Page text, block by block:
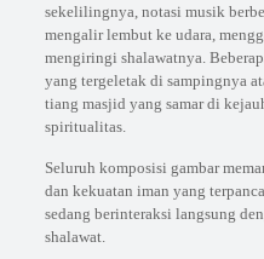
sekelilingnya, notasi musik
mengalir lembut ke udara,
mengiringi shalawatnya.
yang tergeletak di sampingnya
tiang masjid yang samar di
spiritualitas.
Seluruh komposisi gambar
dan kekuatan iman yang
sedang berinteraksi langsung
shalawat.